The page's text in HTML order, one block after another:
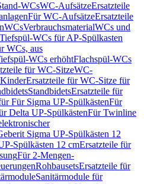
WCsWC-AufsätzeErsatzteile
Für WC-AufsätzeErsatzteile
WCsVerbrauchsmaterialWCs und
Tiefspül-WCs für AP-Spülkasten
WCs, aus
WCs erhöhtFlachspül-WCs
für WC-SitzeWC-
Ersatzteile für WC-Sitze für
StandbidetsErsatzteile für
Für Sigma UP-SpülkästenFür
Delta UP-SpülkästenFür Twinline
Sigma UP-Spülkästen 12
Spülkästen 12 cmErsatzteile für
Für 2-Mengen-
RohbausetsErsatzteile für
Sanitärmodule für